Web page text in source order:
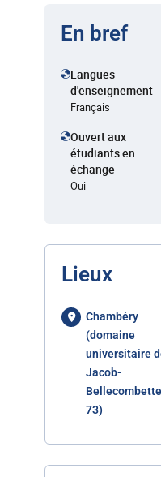
En bref
Langues
d'enseignement
Français
Ouvert aux
étudiants en
échange
Oui
Lieux
Chambéry
(domaine
universitaire
Jacob-
73)